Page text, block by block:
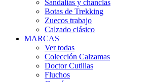
Sandalias y chanclas
Botas de Trekking
Zuecos trabajo
Calzado clásico
MARCAS
Ver todas
Colección Calzamas
Doctor Cutillas
Fluchos